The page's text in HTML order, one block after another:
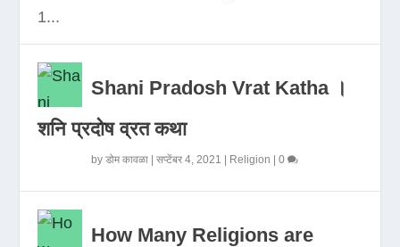
1...
Shani Pradosh Vrat Katha ।
शनि प्रदोष व्रत कथा
byडोम कावळा |सप्टेंबर 4, 2021 Religion |0
How Many Religions are